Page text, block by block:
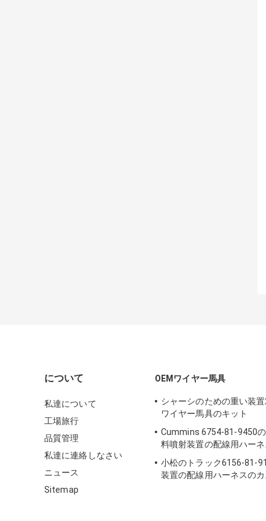
について
私達について
工場旅行
品質管理
私達に連絡しなさい
ニュース
Sitemap
OEMワイヤー馬具
シャーシのための重い装
ワイヤー馬具のキット
Cummins 6754-81-9450
料噴射装置の配線用ハー
小松のトラック6156-81-
装置の配線用ハーネスの